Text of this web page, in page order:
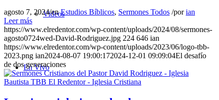
Videos
En Vivo
agosto 7, 2024/enEstudios Bíblicos, Sermones Todos /porian
Leer más
https://www.elredentor.com/wp-content/uploads/2024/08/sermones-
agosto0724wed-David-Rodriguez.jpg 224 646 ian
https://www.elredentor.com/wp-content/uploads/2023/06/logo-tbb-
2023.png ian2024-08-07 19:00:172024-12-01 09:09:04El desafío
de dos generaciones